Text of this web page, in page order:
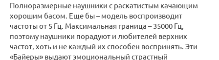
Полноразмерные наушники с раскатистым качающим
хорошим басом. Еще бы – модель воспроизводит
частоты от 5 Гц. Максимальная граница – 35000 Гц,
поэтому наушники порадуют и любителей верхних
частот, хоть и не каждый их способен воспринять. Эти
«Байеры» выдают эмоциональный страстный